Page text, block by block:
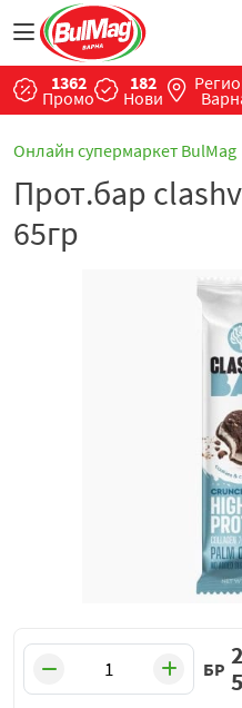
1362
Промо
182
Нови
Онлайн супермаркет BulMag
Прот.бар
65гр
БР